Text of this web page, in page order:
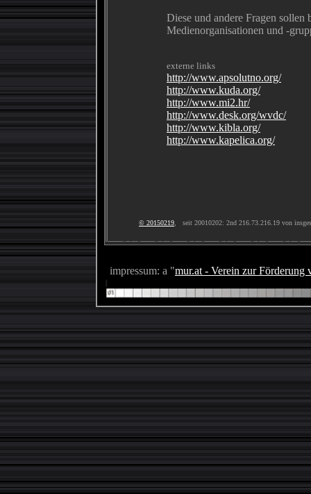
Diese und andere Fragen
Medienorganisationen und -
externe links
http://www.apsolutno.org/
http://www.kuda.org/
http://www.mi2.hr/
http://www.desk.org/wvdc/
http://www.kibla.org/
http://www.kapelica.org/
© 20150219, seit 20010202: 2nd 216.73.216.19 von
impressum: a "mur.at - Verein zur Förderung